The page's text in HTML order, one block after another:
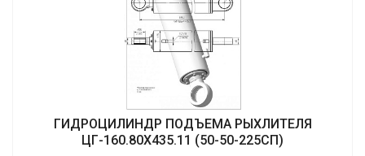
ГИДРОЦИЛИНДР ПОДЪЕМА РЫХЛИТЕЛЯ
ЦГ-160.80Х435.11 (50-50-225СП)